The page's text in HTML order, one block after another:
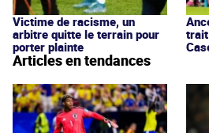
Victime de racisme, un
arbitre quitte le terrain pour
porter plainte
Articles en tendances